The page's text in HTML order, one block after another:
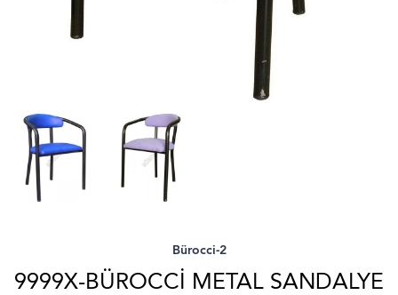
Bürocci-2
9999X-BÜROCCI METAL SANDALYE